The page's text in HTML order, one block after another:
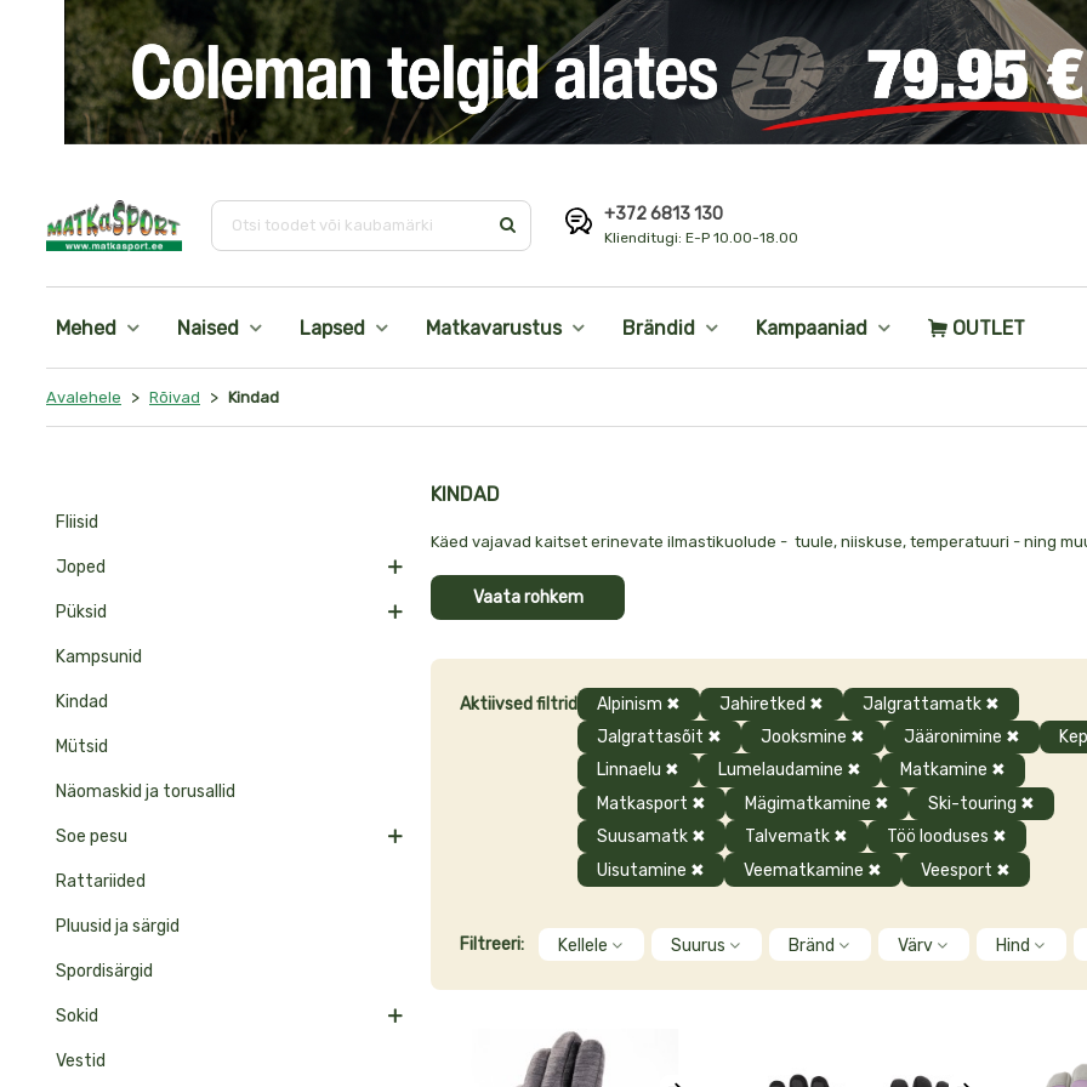
+372 6813 130
Klienditugi: E-P 10.00-18.00
Mehed Naised Lapsed Matkavarustus Brändid Kampaaniad OUTLET
Avalehele > Rõivad > Kindad
Fliisid
Joped
Püksid
Kampsunid
Kindad
Mütsid
Näomaskid ja torusallid
Soe pesu
Rattariided
Pluusid ja särgid
Spordisärgid
Sokid
Vestid
KINDAD
Käed vajavad kaitset erinevate ilmastikuolude - tuule, niiskuse, temperatuuri - ning
aastaaegadeks ja tegevusteks. Sealhulgas on valikus soojad talvekindad, suusakindad,
neopreenkindad veespordi harrastajatele ja palju muud. Esindatud on tuntud brändid
Vaata rohkem
Tooted
Aktiivsed filtrid Alpinism ✖ Jahiretked ✖ Jalgrattamatk ✖
Jalgrattasõit ✖ Jooksmine ✖ Jääronimine ✖
Linnaelu ✖ Lumelaudamine ✖ Matkamine ✖
Matkasport ✖ Mägimatkamine ✖ Ski-touring ✖
Suusamatk ✖ Talvematk ✖ Töö looduses ✖
Uisutamine ✖ Veematkamine ✖ Veesport ✖
Filtreeri: Kellele Suurus Bränd Värv Hind